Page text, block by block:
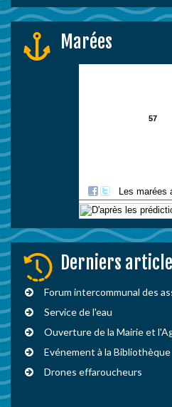
Marées
Derniers
Forum intercommunal des
Service de l'eau
Ouverture de la Mairie et
Evénement à la Bibliothèque
Drones effaroucheurs